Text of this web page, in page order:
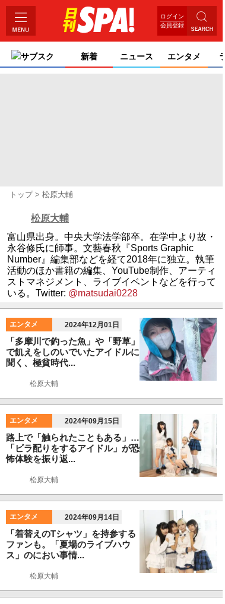
ログイン
会員登録
サブスク 新着 ニュース エンタメ
トップ 松原大輔
松原大輔
富山県出身。中央大学法学部卒。在学中より故・
永谷修氏に師事。文藝春秋『Sports Graphic
Number』編集部などを経て2018年に独立。執筆
活動のほか書籍の編集、YouTube制作、アーティ
ストマネジメント、ライブイベントなどを行って
いる。Twitter: @matsudai0228
エンタメ 2024年12月01日
「多摩川で釣った魚」や「野草」
で飢えをしのいでいたアイドルに
聞く、極貧時代...
松原大輔
エンタメ 2024年09月15日
路上で「触られたこともある」…
「ビラ配りをするアイドル」が恐
怖体験を振り返...
松原大輔
エンタメ 2024年09月14日
「着替えのTシャツ」を持参する
ファンも。「夏場のライブハウ
ス」のにおい事情...
松原大輔